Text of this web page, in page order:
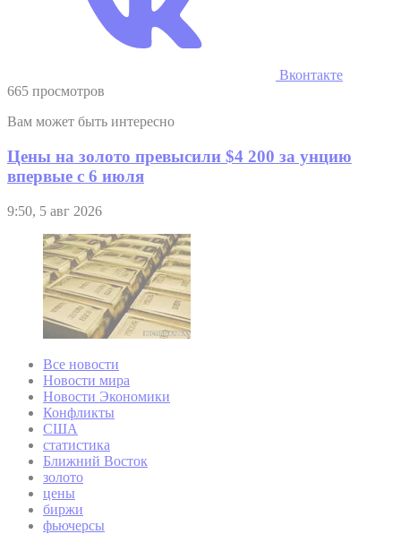
Вконтакте
665 просмотров
Вам может быть интересно
Цены на золото превысили $4 200 за унцию
впервые с 6 июля
9:50, 5 авг 2026
Все новости
Новости мира
Новости Экономики
Конфликты
США
статистика
Ближний Восток
золото
цены
биржи
фьючерсы